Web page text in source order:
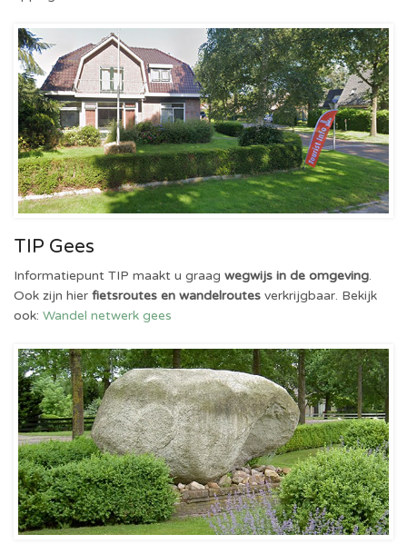
TIP Gees
Informatiepunt TIP maakt u graag wegwijs in de omgeving.
Ook zijn hier fietsroutes en wandelroutes verkrijgbaar. Bekijk
ook: Wandel netwerk gees